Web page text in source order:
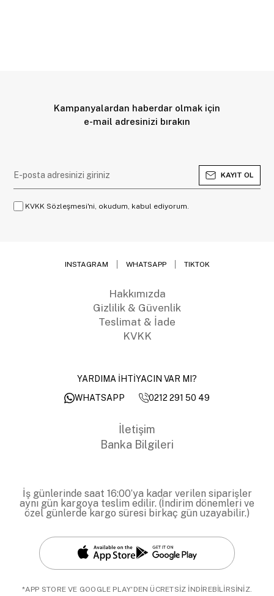
Kampanyalardan haberdar olmak için
e-mail adresinizi bırakın
KAYIT OL
KVKK Sözleşmesi'ni, okudum, kabul ediyorum.
INSTAGRAM WHATSAPP TIKTOK
Hakkımızda
Gizlilik & Güvenlik
Teslimat & İade
KVKK
YARDIMA İHTİYACIN VAR MI?
WHATSAPP
0212 291 50 49
İletişim
Banka Bilgileri
İş günlerinde saat 16:00’ya kadar verilen siparişler
aynı gün kargoya teslim edilir. (İndirim dönemleri ve
özel günlerde kargo süresi birkaç gün uzayabilir.)
*APP STORE VE GOOGLE PLAY'DEN ÜCRETSİZ İNDİREBİLİRSİNİZ.